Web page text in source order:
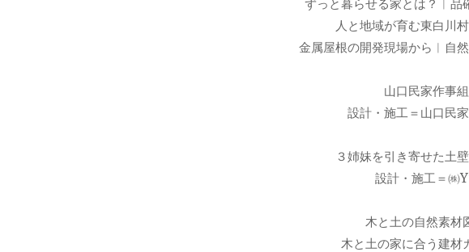
ずっと暮らせる家とは？︱品
人と地域が育む東白川
金属屋根の開発現場から︱自
山口民家作事組
設計・施工＝山口民
３姉妹を引き寄せた土
設計・施工＝㈱
木と土の自然素材
木と土の家に合う建材